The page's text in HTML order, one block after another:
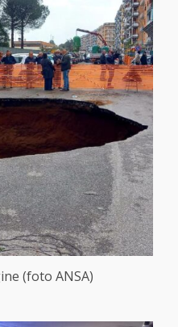
(foto ANSA)